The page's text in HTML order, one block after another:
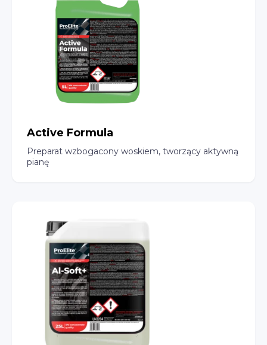
Active Formula
Preparat wzbogacony woskiem, tworzący aktywną
pianę